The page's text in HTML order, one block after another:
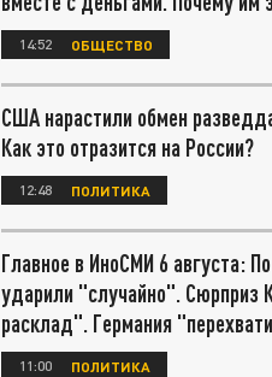
14:52 ОБЩЕСТВО
США нарастили обмен
Как это отразится на России?
12:48 ПОЛИТИКА
Главное в ИноСМИ 6 августа:
ударили "случайно". Сюрприз
расклад". Германия
11:00 ПОЛИТИКА